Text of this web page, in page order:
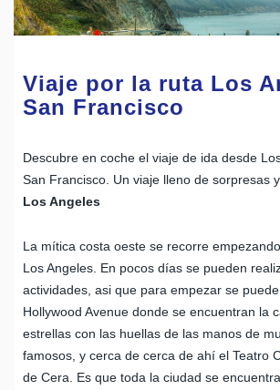
Viaje por la ruta Los
San Francisco
Descubre en coche el viaje de ida desde
San Francisco. Un viaje lleno de sorpresas
Los Angeles
La mítica costa oeste se recorre
Los Angeles. En pocos días se pueden
actividades, asi que para empezar se
Hollywood Avenue donde se encuentran la
estrellas con las huellas de las manos de
famosos, y cerca de cerca de ahí el Teatro
de Cera. Es que toda la ciudad se